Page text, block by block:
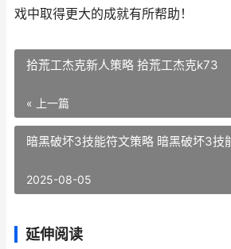
戏中取得更大的成就有所帮助！
拾荒工杰克新人策略 拾荒工杰克k73
« 上一篇
暗黑破坏3技能符文策略 暗黑破坏3技
2025-08-05
延伸阅读